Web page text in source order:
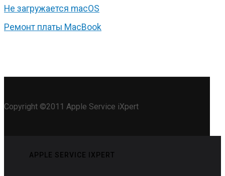
Не загружается macOS
Ремонт платы MacBook
Copyright ©2011 Apple Service iXpert
APPLE SERVICE IXPERT